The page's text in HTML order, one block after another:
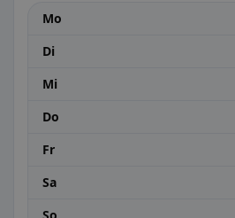
Mo
Di
Mi
Do
Fr
Sa